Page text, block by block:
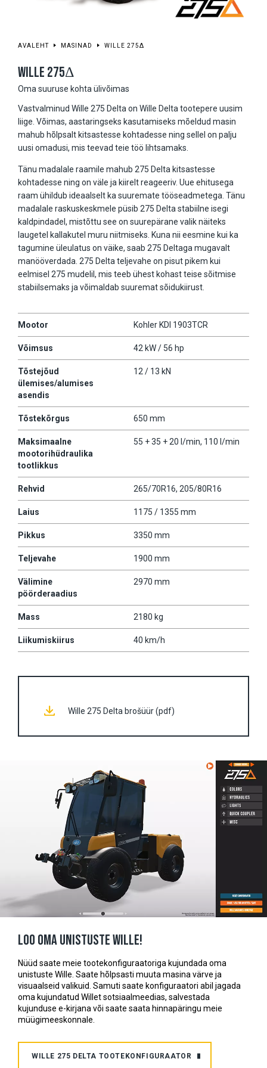
AVALEHT MASINAD WILLE 275Δ
WILLE 275Δ
Oma suuruse kohta ülivõimas
Vastvalminud Wille 275 Delta on Wille Delta tootepere uusim
liige. Võimas, aastaringseks kasutamiseks mõeldud masin
mahub hõlpsalt kitsastesse kohtadesse ning sellel on palju
uusi omadusi, mis teevad teie töö lihtsamaks.
Tänu madalale raamile mahub 275 Delta kitsastesse
kohtadesse ning on väle ja kiirelt reageeriv. Uue ehitusega
raam ühildub ideaalselt ka suuremate tööseadmetega. Tänu
madalale raskuskeskmele püsib 275 Delta stabiilne isegi
kaldpindadel, mistõttu see on suurepärane valik näiteks
laugetel kallakutel muru niitmiseks. Kuna nii eesmine kui ka
tagumine üleulatus on väike, saab 275 Deltaga mugavalt
manööverdada. 275 Delta teljevahe on pisut pikem kui
eelmisel 275 mudelil, mis teeb ühest kohast teise sõitmise
stabiilsemaks ja võimaldab suuremat sõidukiirust.
Mootor Kohler KDI 1903TCR
Võimsus 42 kW / 56 hp
Tõstejõud
ülemises/alumises
asendis
12 / 13 kN
Tõstekõrgus 650 mm
Maksimaalne
mootorihüdraulika
tootlikkus
55 + 35 + 20 l/min, 110 l/min
Rehvid 265/70R16, 205/80R16
Laius 1175 / 1355 mm
Pikkus 3350 mm
Teljevahe 1900 mm
Välimine
pöörderaadius
2970 mm
Mass 2180 kg
Liikumiskiirus 40 km/h
Wille 275 Delta brošüür (pdf)
Loo oma unistuste Wille!
Nüüd saate meie tootekonfiguraatoriga kujundada oma
unistuste Wille. Saate hõlpsasti muuta masina värve ja
visuaalseid valikuid. Samuti saate konfiguraatori abil jagada
oma kujundatud Willet sotsiaalmeedias, salvestada
kujunduse e-kirjana või saate saata hinnapäringu meie
müügimeeskonnale.
WILLE 275 DELTA TOOTEKONFIGURAATOR